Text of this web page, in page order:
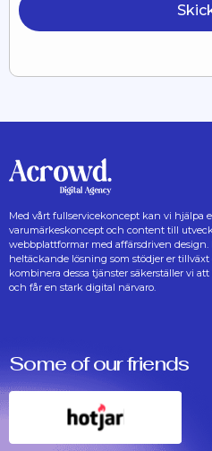
Med vårt fullservicekoncept kan vi hjälpa
varumärkeskoncept och content till
webbplattformar med affärsdriven design.
heltäckande lösning som stödjer er
kombinera dessa tjänster säkerställer vi
och får en stark digital närvaro.
Some of our friends